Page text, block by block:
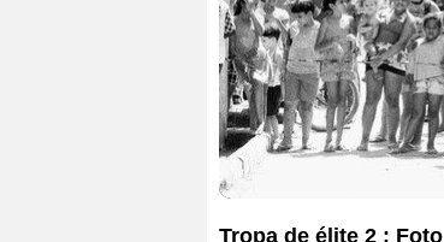
Tropa de élite 2 : Foto